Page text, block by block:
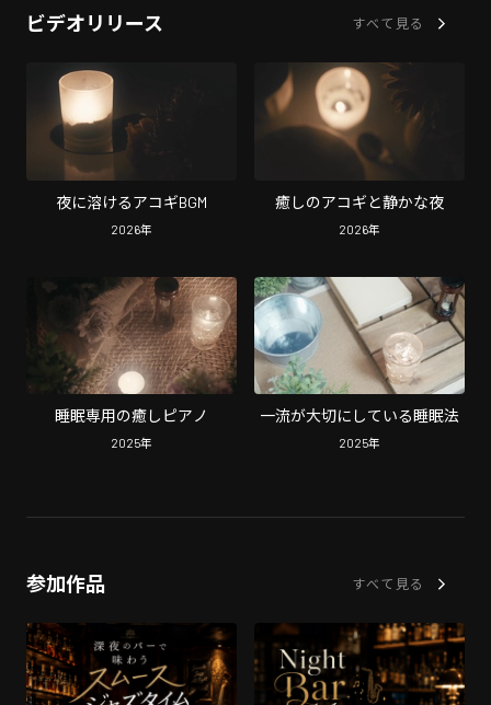
ビデオリリース すべて見る
夜に溶けるアコギBGM
2026年
癒しのアコギと静かな夜
2026年
睡眠専用の癒しピアノ
2025年
一流が大切にしている睡眠法
2025年
参加作品 すべて見る